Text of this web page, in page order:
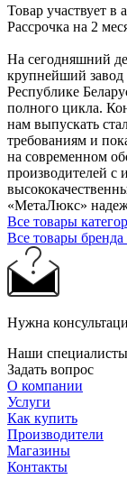
Товар участвует в
Рассрочка на 2
На сегодняшний
крупнейший завод
Республике
полного цикла.
нам выпускать
требованиям и
на современном
производителей с
«МетаЛюкс»
Все товары
Все товары
Нужна
Наши
Задать вопрос
О компании
Услуги
Как купить
Производители
Магазины
Контакты